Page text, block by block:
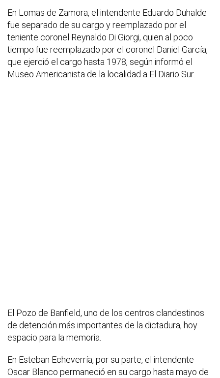
En Lomas de Zamora, el intendente Eduardo Duhalde
fue separado de su cargo y reemplazado por el
teniente coronel Reynaldo Di Giorgi, quien al poco
tiempo fue reemplazado por el coronel Daniel García,
que ejerció el cargo hasta 1978, según informó el
Museo Americanista de la localidad a El Diario Sur.
El Pozo de Banfield, uno de los centros clandestinos
de detención más importantes de la dictadura, hoy
espacio para la memoria.
En Esteban Echeverría, por su parte, el intendente
Oscar Blanco permaneció en su cargo hasta mayo de